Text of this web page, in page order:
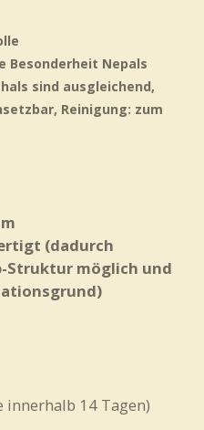
Besonderheit Nepals
sind ausgleichend,
Reinigung: zum
(dadurch
Struktur möglich und
innerhalb 14 Tagen)